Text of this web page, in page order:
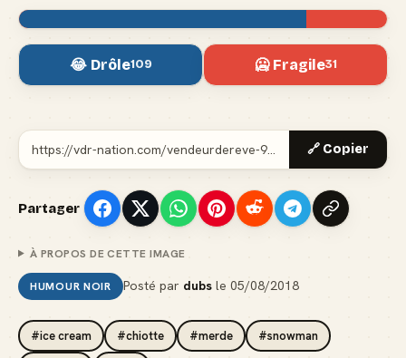
😂 Drôle109 🥶 Fragile31
🔗 Copier
Partager
À PROPOS DE CETTE IMAGE
HUMOUR NOIR Posté par dubsle 05/08/2018
#ice cream #chiotte #merde #snowman